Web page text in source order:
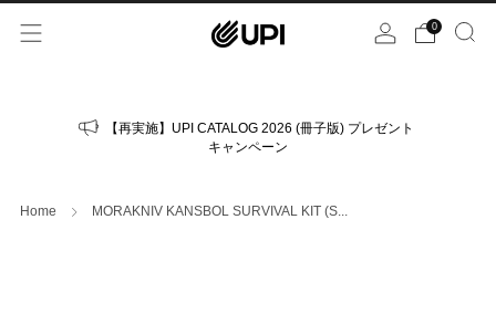
0
【再実施】UPI CATALOG 2026 (冊子版) プレゼント
キャンペーン
Home MORAKNIV KANSBOL SURVIVAL KIT (S...